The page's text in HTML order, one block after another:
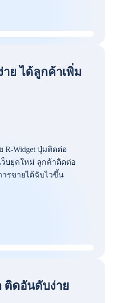
ย ได้ลูกค้าเพิ่ม
R-Widget ปุ่มติดต่อ
ว็บยุคใหม่ ลูกค้าติดต่อ
ารขายได้ฉับไวขึ้น
ติดอันดับง่าย